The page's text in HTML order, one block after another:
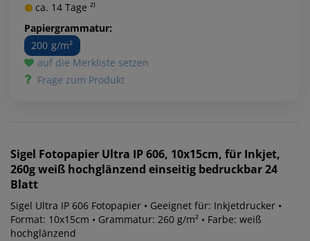
ca. 14 Tage ²⁾
Papiergrammatur:
200 g/m²
auf die Merkliste setzen
Frage zum Produkt
Sigel Fotopapier Ultra IP 606, 10x15cm, für Inkjet,
260g weiß hochglänzend einseitig bedruckbar 24
Blatt
Sigel Ultra IP 606 Fotopapier • Geeignet für: Inkjetdrucker •
Format: 10x15cm • Grammatur: 260 g/m² • Farbe: weiß
hochglänzend